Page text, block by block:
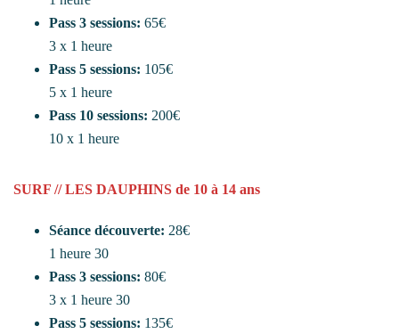
Pass 3 sessions: 65€
3 x 1 heure
Pass 5 sessions: 105€
5 x 1 heure
Pass 10 sessions: 200€
10 x 1 heure
SURF // LES DAUPHINS de 10 à 14 ans
Séance découverte: 28€
1 heure 30
Pass 3 sessions: 80€
3 x 1 heure 30
Pass 5 sessions: 135€